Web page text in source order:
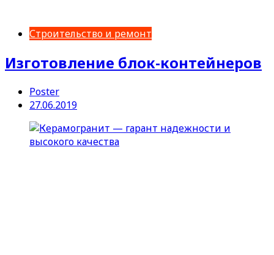
Строительство и ремонт
Изготовление блок-контейнеров
Poster
27.06.2019